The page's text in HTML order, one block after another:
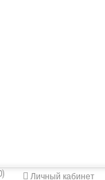
Личный кабинет